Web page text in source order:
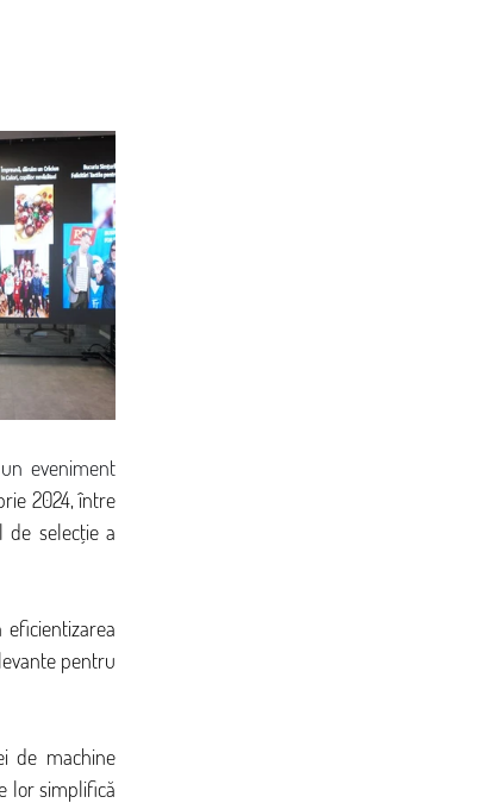
eveniment
2024, între
de selecție a
pentru
de machine
lor simplifică